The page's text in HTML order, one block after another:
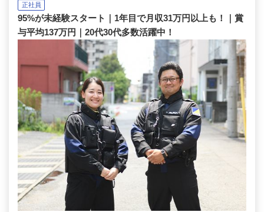
正社員
95%が未経験スタート｜1年目で月収31万円以上も！｜賞
与平均137万円｜20代30代多数活躍中！